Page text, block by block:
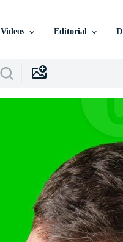
Videos Editorial